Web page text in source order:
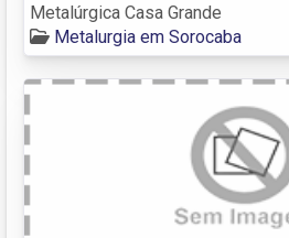
Metalúrgica Casa Grande
Metalurgia em Sorocaba